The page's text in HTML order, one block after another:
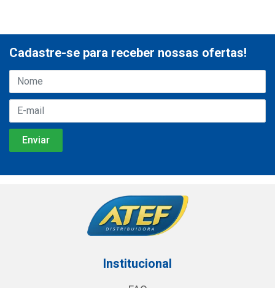
Cadastre-se para receber nossas ofertas!
Institucional